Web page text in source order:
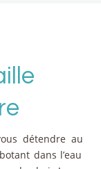
détendre au
dans l’eau